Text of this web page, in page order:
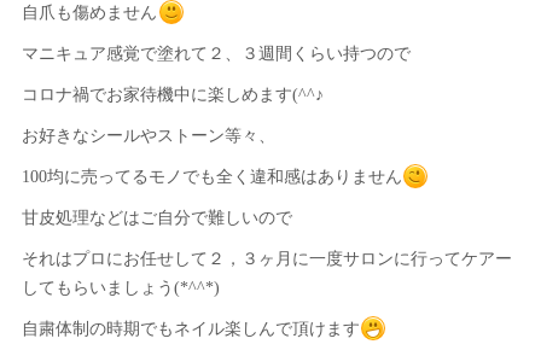
自爪も傷めません
マニキュア感覚で塗れて２、３週間くらい持つので
コロナ禍でお家待機中に楽しめます(^^♪
お好きなシールやストーン等々、
100均に売ってるモノでも全く違和感はありません
甘皮処理などはご自分で難しいので
それはプロにお任せして２，３ヶ月に一度サロンに行ってケアー
してもらいましょう(*^^*)
自粛体制の時期でもネイル楽しんで頂けます